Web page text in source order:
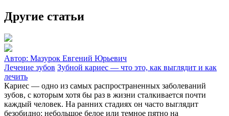
Другие статьи
Автор: Мазурок Евгений Юрьевич
Лечение зубов Зубной кариес — что это, как выглядит и как
лечить
Кариес — одно из самых распространенных заболеваний
зубов, с которым хотя бы раз в жизни сталкивается почти
каждый человек. На ранних стадиях он часто выглядит
безобидно: небольшое белое или темное пятно на